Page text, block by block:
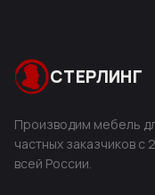
СТЕРЛИНГ
Производим мебель
частных заказчиков с
всей России.